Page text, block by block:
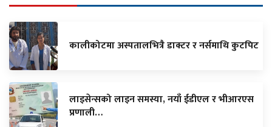
कालीकोटमा अस्पतालभित्रै डाक्टर र नर्समाथि कुटपिट
लाइसेन्सको लाइन समस्या, नयाँ ईडीएल र भीआरएस
प्रणाली…